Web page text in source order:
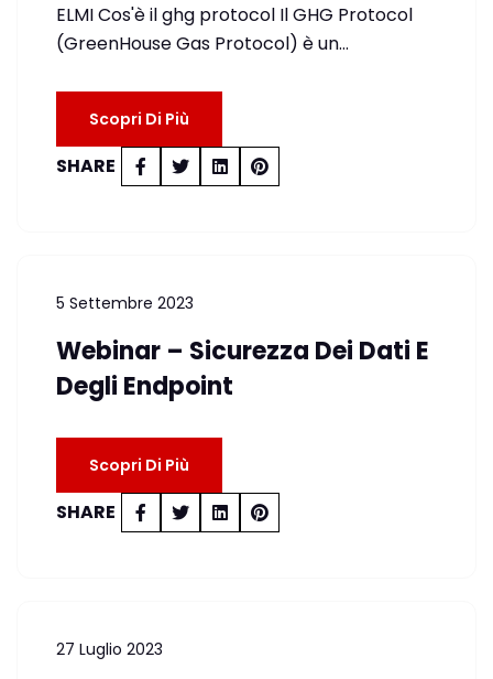
ELMI Cos'è il ghg protocol Il GHG Protocol
(GreenHouse Gas Protocol) è un…
Scopri Di Più
SHARE
5 Settembre 2023
Webinar – Sicurezza Dei Dati E
Degli Endpoint
Scopri Di Più
SHARE
27 Luglio 2023